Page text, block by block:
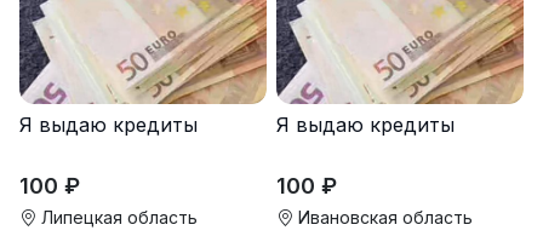
Я выдаю кредиты
100 ₽
Липецкая область
Я выдаю кредиты
100 ₽
Ивановская область